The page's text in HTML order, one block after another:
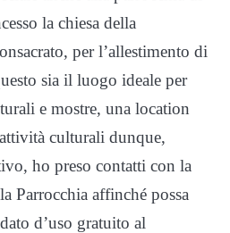
la chiesa della
per l’allestimento di
sia il luogo ideale per
e mostre, una location
culturali dunque,
ho preso contatti con la
Parrocchia affinché possa
d’uso gratuito al